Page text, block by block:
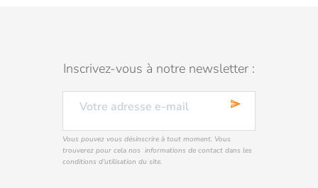
Inscrivez-vous à notre newsletter :
send
Vous pouvez vous désinscrire à tout moment. Vous
trouverez pour cela nos informations de contact dans les
conditions d'utilisation du site.